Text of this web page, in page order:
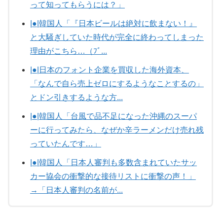
って知ってもらうには？」
|●|韓国人「『日本ビールは絶対に飲まない！』
と大騒ぎしていた時代が完全に終わってしまった
理由がこちら…（ﾌﾞ...
|●|日本のフォント企業を買収した海外資本、
「なんで自ら売上ゼロにするようなことするの」
とドン引きするような方...
|●|韓国人「台風で品不足になった沖縄のスーパ
ーに行ってみたら、なぜか辛ラーメンだけ売れ残
っていたんです…」
|●|韓国人「日本人審判も多数含まれていたサッ
カー協会の衝撃的な接待リストに衝撃の声！」
→「日本人審判の名前が...